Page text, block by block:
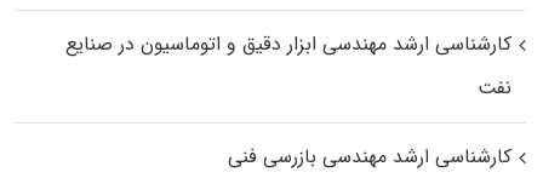
کارشناسی ارشد مهندسی ابزار دقیق و اتوماسیون در صنایع
نفت
کارشناسی ارشد مهندسی بازرسی فنی